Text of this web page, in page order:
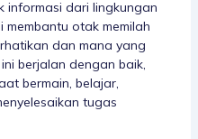
informasi dari lingkungan
otak memilah
dan mana yang
berjalan dengan baik,
bermain, belajar,
tugas